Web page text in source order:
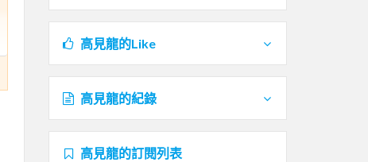
高見龍的Like
高見龍的紀錄
高見龍的訂閱列表